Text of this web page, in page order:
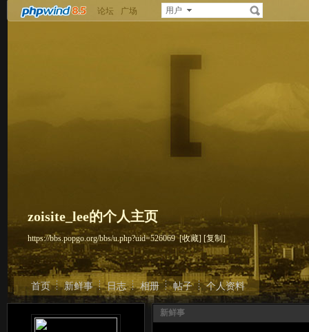
论坛 广场 用户
zoisite_lee的个人主页
https://bbs.popgo.org/bbs/u.php?uid=526069[收藏] [复制]
首页 新鲜事 日志 相册 帖子 个人资料
新鲜事